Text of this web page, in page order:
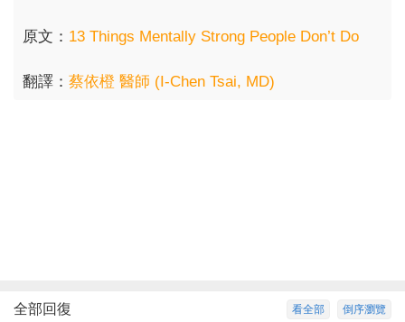
原文： 13 Things Mentally Strong People Don’t Do
翻譯： 蔡依橙 醫師 (I-Chen Tsai, MD)
倒序瀏覽
看全部
全部回復